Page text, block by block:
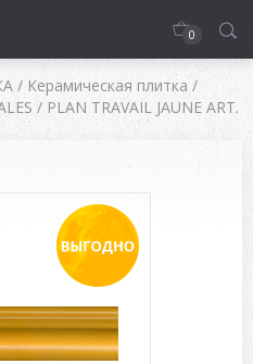
0
/ Керамическая плитка /
/ PLAN TRAVAIL JAUNE ART.